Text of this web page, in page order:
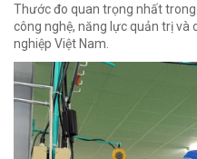
Thước đo quan trọng nhất
công nghệ, năng lực quản trị và
nghiệp Việt Nam.